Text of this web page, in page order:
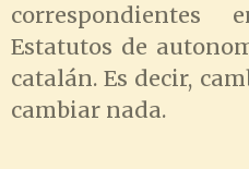
correspondientes
Estatutos de
catalán. Es decir,
cambiar nada.